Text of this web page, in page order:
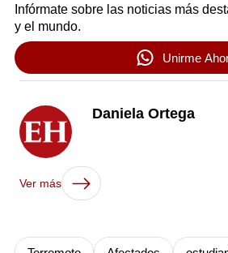
Infórmate sobre las noticias más
y el mundo.
Unirme
Daniela Ortega
Ver más